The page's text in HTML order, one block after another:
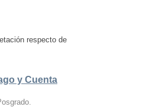
respecto de
y Cuenta